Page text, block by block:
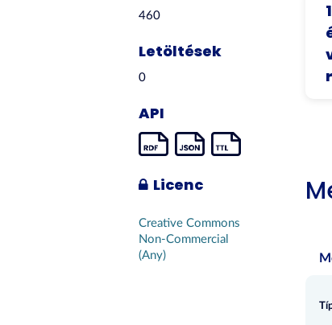
460
Letöltések
0
API
Licenc
Creative Commons
Non-Commercial
(Any)